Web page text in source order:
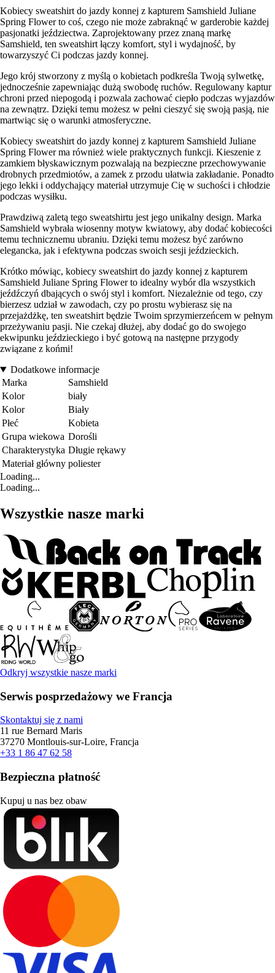
Kobiecy sweatshirt do jazdy konnej z kapturem Samshield Juliane
Spring Flower to coś, czego nie może zabraknąć w garderobie każdej
pasjonatki jeździectwa. Zaprojektowany przez znaną markę
Samshield, ten sweatshirt łączy komfort, styl i wydajność, by
towarzyszyć Ci podczas jazdy konnej.
Jego krój stworzony z myślą o kobietach podkreśla Twoją sylwetkę,
jednocześnie zapewniając dużą swobodę ruchów. Regulowany kaptur
chroni przed niepogodą i pozwala zachować ciepło podczas wyjazdów
na zewnątrz. Dzięki temu możesz w pełni cieszyć się swoją pasją, nie
martwiąc się o warunki atmosferyczne.
Kobiecy sweatshirt do jazdy konnej z kapturem Samshield Juliane
Spring Flower ma również wiele praktycznych funkcji. Kieszenie z
zamkiem błyskawicznym pozwalają na bezpieczne przechowywanie
drobnych przedmiotów, a zamek z przodu ułatwia zakładanie. Ponadto
jego lekki i oddychający materiał utrzymuje Cię w suchości i chłodzie
podczas wysiłku.
Prawdziwą zaletą tego sweatshirtu jest jego unikalny design. Marka
Samshield wybrała wiosenny motyw kwiatowy, aby dodać kobiecości
temu technicznemu ubraniu. Dzięki temu możesz być zarówno
elegancka, jak i efektywna podczas swoich sesji jeździeckich.
Krótko mówiąc, kobiecy sweatshirt do jazdy konnej z kapturem
Samshield Juliane Spring Flower to idealny wybór dla wszystkich
jeźdźczyń dbających o swój styl i komfort. Niezależnie od tego, czy
bierzesz udział w zawodach, czy po prostu wybierasz się na
przejażdżkę, ten sweatshirt będzie Twoim sprzymierzeńcem w pełnym
przeżywaniu pasji. Nie czekaj dłużej, aby dodać go do swojego
ekwipunku jeździeckiego i być gotową na następne przygody
związane z końmi!
Dodatkowe informacje
Marka
Samshield
Kolor
biały
Kolor
Biały
Płeć
Kobieta
Grupa wiekowa Dorośli
Charakterystyka Długie rękawy
Materiał główny poliester
Loading...
Loading...
Wszystkie nasze marki
Odkryj wszystkie nasze marki
Serwis posprzedażowy we Francja
Skontaktuj się z nami
11 rue Bernard Maris
37270 Montlouis-sur-Loire, Francja
+33 1 86 47 62 58
Bezpieczna płatność
Kupuj u nas bez obaw